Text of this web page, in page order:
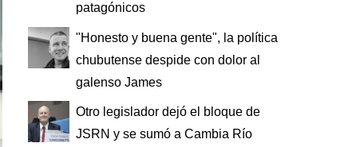
patagónicos
"Honesto y buena gente", la política
chubutense despide con dolor al
galenso James
Otro legislador dejó el bloque de
JSRN y se sumó a Cambia Río